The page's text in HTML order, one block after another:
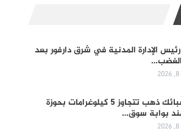
الإدارة المدنية في شرق دارفور بعد
ضبط سبائك ذهب تتجاوز 5 كيلوغرامات بحوزة
بوابة سوق…